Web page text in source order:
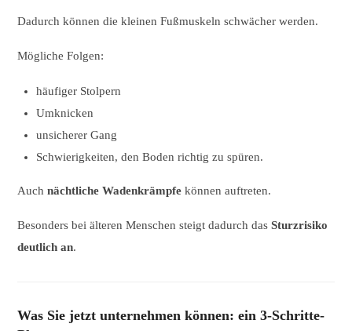
Dadurch können die kleinen Fußmuskeln schwächer werden.
Mögliche Folgen:
häufiger Stolpern
Umknicken
unsicherer Gang
Schwierigkeiten, den Boden richtig zu spüren.
Auchnächtliche Wadenkrämpfe können auftreten.
Besonders bei älteren Menschen steigt dadurch dasSturzrisiko
deutlich an.
Was Sie jetzt unternehmen können: ein 3-Schritte-